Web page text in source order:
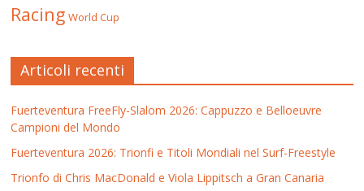
Racing World Cup
Articoli recenti
Fuerteventura FreeFly-Slalom 2026: Cappuzzo e Belloeuvre
Campioni del Mondo
Fuerteventura 2026: Trionfi e Titoli Mondiali nel Surf-Freestyle
Trionfo di Chris MacDonald e Viola Lippitsch a Gran Canaria